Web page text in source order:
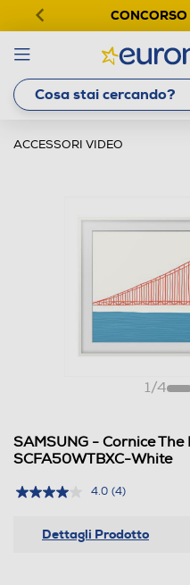
ACCESSORI VIDEO
1/4
SAMSUNG - Cornice
SCFA50WTBXC-White
4.0 (4)
Dettagli Prodotto